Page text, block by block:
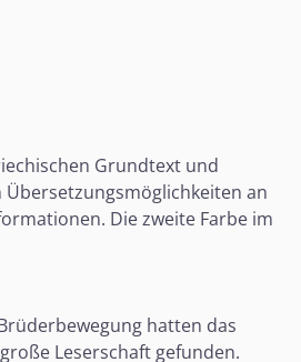
Grundtext und
an
Die zweite Farbe im
hatten das
Leserschaft gefunden.